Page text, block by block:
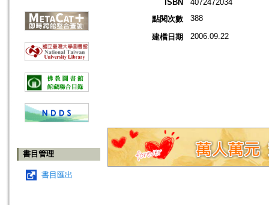
書目管理
書目匯出
ISBN
4072472034
點閱次數
388
建檔日期 2006.09.22